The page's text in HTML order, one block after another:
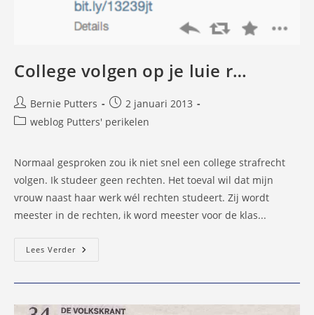
College volgen op je luie r…
Bericht
auteur:
Bernie Putters
Bericht
gepubliceerd
2 januari 2013
Berichtcategorie:
weblog Putters' perikelen
Normaal gesproken zou ik niet snel een college strafrecht
volgen. Ik studeer geen rechten. Het toeval wil dat mijn
vrouw naast haar werk wél rechten studeert. Zij wordt
meester in de rechten, ik word meester voor de klas...
Lees VerderCollege